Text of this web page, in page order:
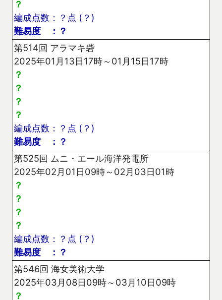
？
編成点数：？点 (？)
難易度 ：？
第514回 アラマキ砦
2025年01月13日17時～01月15日17時
？
？
？
？
編成点数：？点 (？)
難易度 ：？
第525回 ムニ・エール海洋発電所
2025年02月01日09時～02月03日01時
？
？
？
？
編成点数：？点 (？)
難易度 ：？
第546回 海女美術大学
2025年03月08日09時～03月10日09時
？